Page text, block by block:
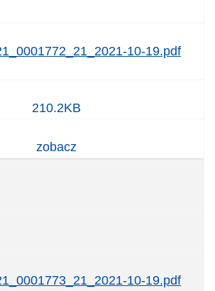
10-19.pdf
210.2KB
zobacz
10-19.pdf